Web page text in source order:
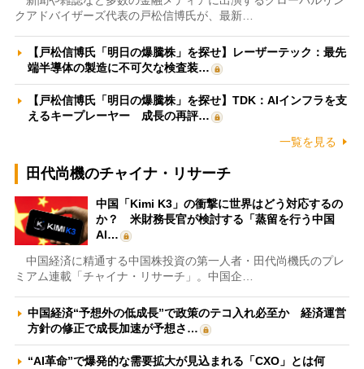
クアドバイザーズ代表の戸松信博氏が、最新…
【戸松信博氏「明日の爆騰株」を探せ】レーザーテック：最先
端半導体の製造に不可欠な検査装…
【戸松信博氏「明日の爆騰株」を探せ】TDK：AIインフラを支
えるキープレーヤー 成長の再評…
一覧を見る
田代尚機のチャイナ・リサーチ
中国「Kimi K3」の衝撃に世界はどう対応するの
か？ 米財務長官が検討する「蒸留を行う中国
AI…
中国経済に精通する中国株投資の第一人者・田代尚機氏のプレ
ミアム連載「チャイナ・リサーチ」。中国企…
中国経済“予想外の低成長”で政策のテコ入れ必至か 経済運営
方針の修正で成長加速が予想さ…
“AI革命”で爆発的な需要拡大が見込まれる「CXO」とは何